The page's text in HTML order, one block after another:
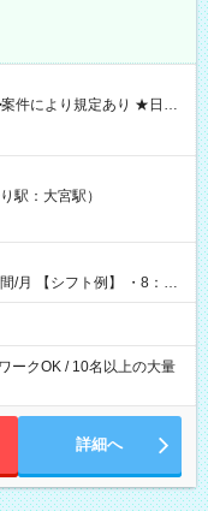
現金GET♪ お仕事後はコ
用期間】試
駅：大宮駅）
8：00
ークOK / 10名以上の大量
詳細へ